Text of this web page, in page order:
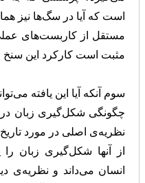
است که آیا در سگ‌ها نیز
مستقل از کاربست‌های
مثبت است کارکرد این سنخ
سوم آنکه آیا این یافته
چگونگی شکل‌گیری زبان در
نظریه‌ی اصلی در مورد
از آنها شکل‌گیری زبان را
انسان می‌داند و نظریه‌ی